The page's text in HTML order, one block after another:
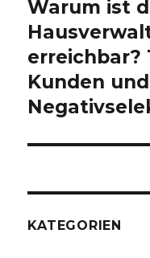
Nächster
Beitrag:
Warum ist
erreichbar?
Kunden
KATEGORIEN